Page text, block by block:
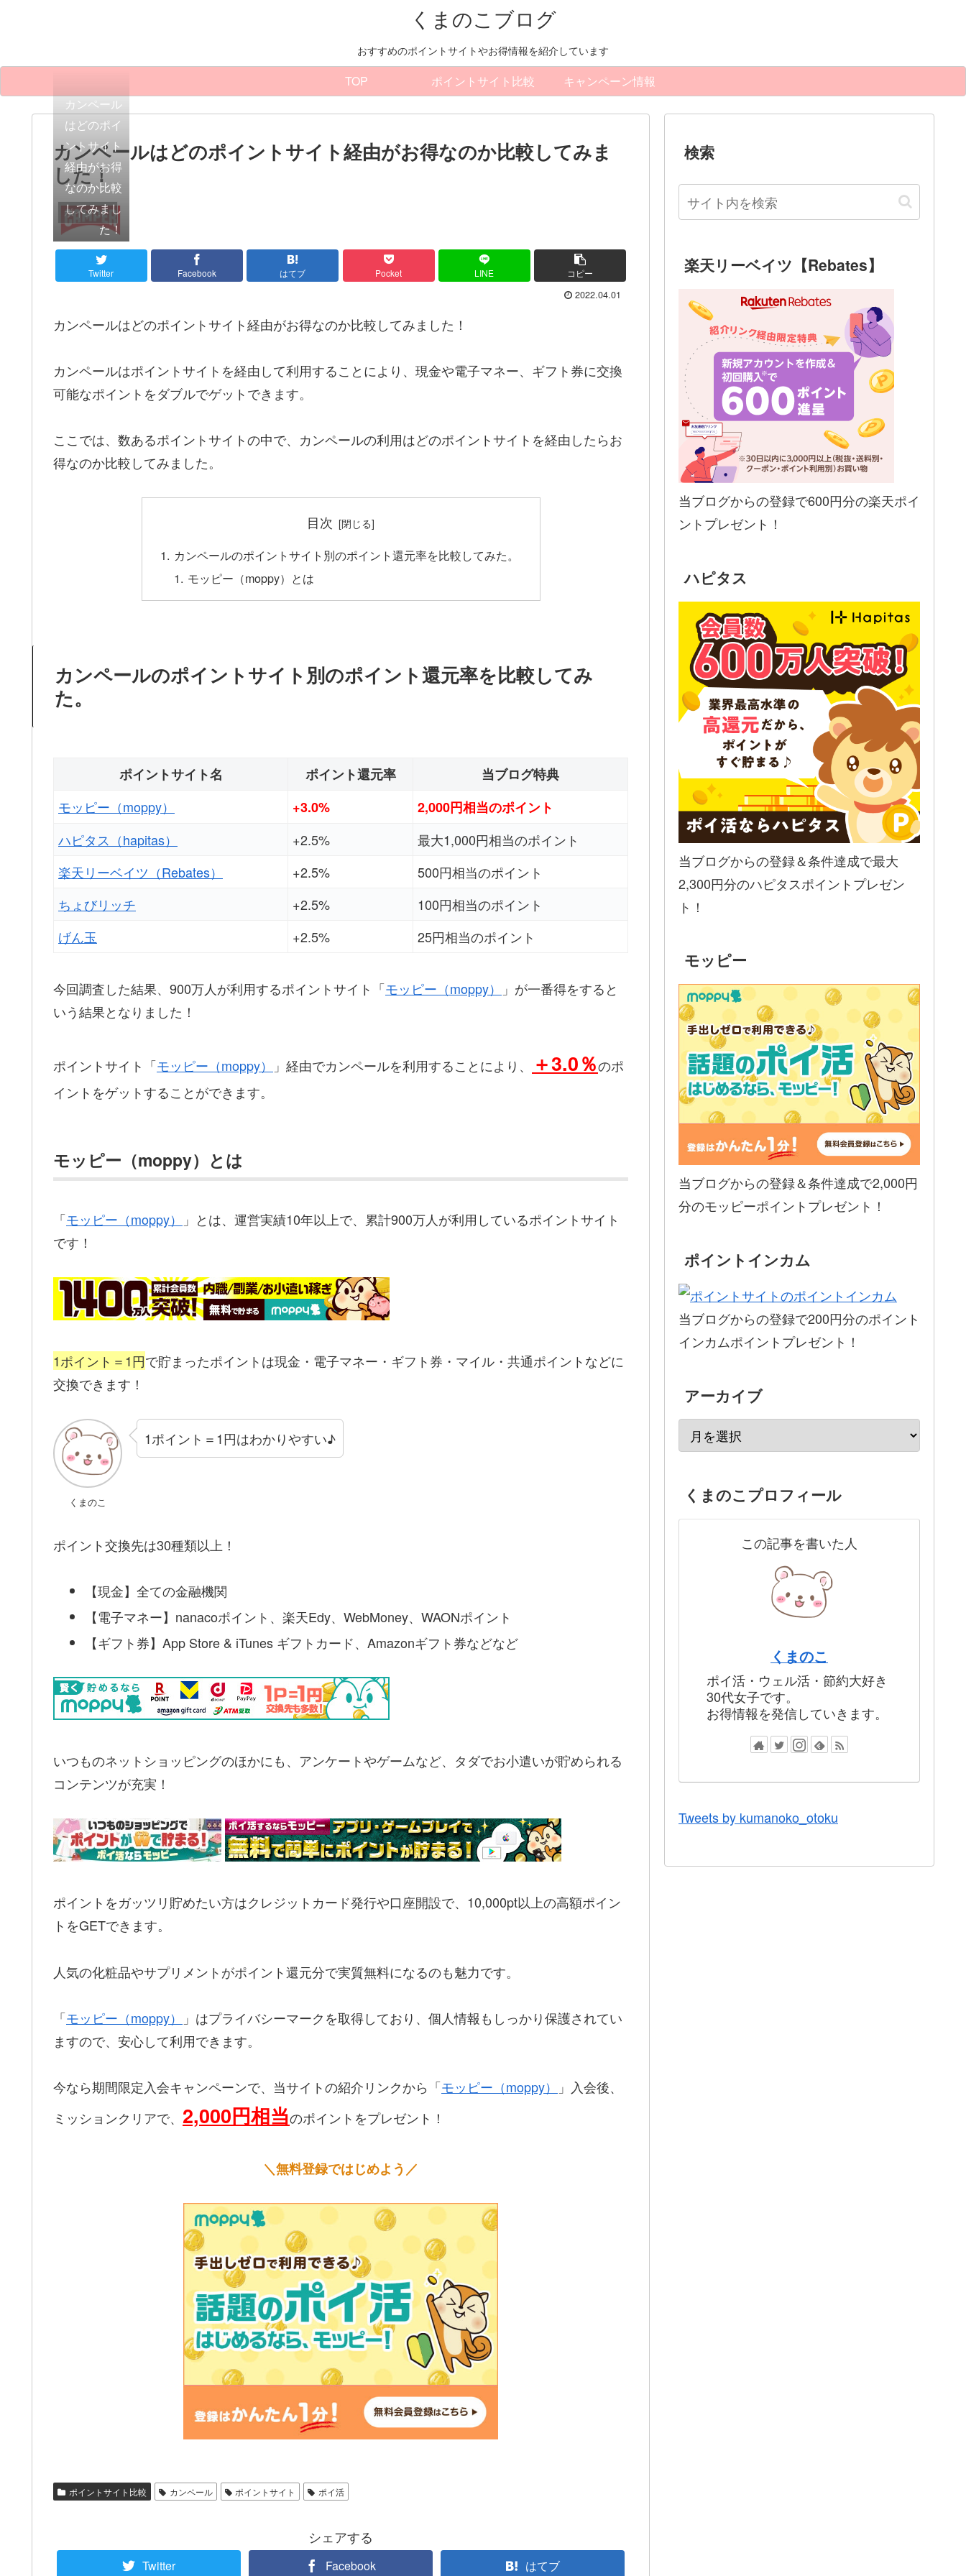
くまのこブログ
おすすめのポイントサイトやお得情報を紹介しています
TOP ポイントサイト比較 キャンペーン情報
カンペールはどのポイントサイト経由がお得なのか比較してみま
した！
ポイントサイト比較
カンペール
はどのポイ
ントサイト
経由がお得
なのか比較
してみまし
た！
Twitter Facebook はてブ Pocket LINE コピー
2022.04.01
カンペールはどのポイントサイト経由がお得なのか比較してみました！
カンペールはポイントサイトを経由して利用することにより、現金や電子マネー、ギフト券に交換
可能なポイントをダブルでゲットできます。
ここでは、数あるポイントサイトの中で、カンペールの利用はどのポイントサイトを経由したらお
得なのか比較してみました。
目次
カンペールのポイントサイト別のポイント還元率を比較してみた。
モッピー（moppy）とは
カンペールのポイントサイト別のポイント還元率を比較してみ
た。
ポイントサイト名 ポイント還元率
当ブログ特典
モッピー（moppy）
+3.0%
2,000円相当のポイント
ハピタス（hapitas）
+2.5%
最大1,000円相当のポイント
楽天リーベイツ（Rebates）
+2.5%
500円相当のポイント
ちょびリッチ
+2.5%
100円相当のポイント
げん玉
+2.5% 25円相当のポイント
今回調査した結果、900万人が利用するポイントサイト「モッピー（moppy）
」が一番得をすると
いう結果となりました！
ポイントサイト「モッピー（moppy） 」経由でカンペールを利用することにより、 ＋3.0％のポ
イントをゲットすることができます。
モッピー（moppy）とは
「モッピー（moppy）
」とは、運営実績10年以上で、累計900万人が利用しているポイントサイト
です！
1ポイント＝1円で貯まったポイントは現金・電子マネー・ギフト券・マイル・共通ポイントなどに
交換できます！
くまのこ
1ポイント＝1円はわかりやすい♪
ポイント交換先は30種類以上！
【現金】全ての金融機関
【電子マネー】nanacoポイント、楽天Edy、WebMoney、WAONポイント
【ギフト券】App Store & iTunes ギフトカード、Amazonギフト券などなど
いつものネットショッピングのほかにも、アンケートやゲームなど、タダでお小遣いが貯められる
コンテンツが充実！
ポイントをガッツリ貯めたい方はクレジットカード発行や口座開設で、10,000pt以上の高額ポイン
トをGETできます。
人気の化粧品やサプリメントがポイント還元分で実質無料になるのも魅力です。
「モッピー（moppy）
」はプライバシーマークを取得しており、個人情報もしっかり保護されてい
ますので、安心して利用できます。
今なら期間限定入会キャンペーンで、当サイトの紹介リンクから「モッピー（moppy）
」入会後、
ミッションクリアで、 2,000円相当のポイントをプレゼント！
＼無料登録ではじめよう／
ポイントサイト比較 カンペール ポイントサイト ポイ活
シェアする
Twitter Facebook はてブ
検索
楽天リーベイツ【Rebates】
当ブログからの登録で600円分の楽天ポイ
ントプレゼント！
ハピタス
当ブログからの登録＆条件達成で最大
2,300円分のハピタスポイントプレゼン
ト！
モッピー
当ブログからの登録＆条件達成で2,000円
分のモッピーポイントプレゼント！
ポイントインカム
当ブログからの登録で200円分のポイント
インカムポイントプレゼント！
アーカイブ
くまのこプロフィール
この記事を書いた人
くまのこ
ポイ活・ウェル活・節約大好き
30代女子です。
お得情報を発信していきます。
Tweets by kumanoko_otoku